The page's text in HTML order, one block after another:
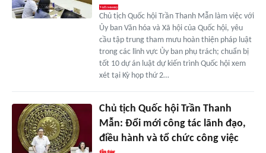
Chủ tịch Quốc hội Trần Thanh Mẫn làm việc với
Ủy ban Văn hóa và Xã hội của Quốc hội, yêu
cầu tập trung tham mưu hoàn thiện pháp luật
trong các lĩnh vực Ủy ban phụ trách; chuẩn bị
tốt 10 dự án luật dự kiến trình Quốc hội xem
xét tại Kỳ họp thứ 2…
Chủ tịch Quốc hội Trần Thanh
Mẫn: Đổi mới công tác lãnh đạo,
điều hành và tổ chức công việc